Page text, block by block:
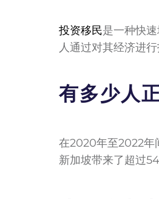
投资移民是一种快
人通过对其经济进
有多少人
在2020年至2022年
新加坡带来了超过